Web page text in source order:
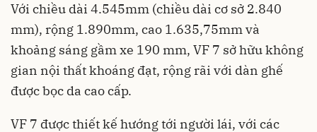
Với chiều dài 4.545mm (chiều dài cơ sở 2.840
mm), rộng 1.890mm, cao 1.635,75mm và
khoảng sáng gầm xe 190 mm, VF 7 sở hữu không
gian nội thất khoáng đạt, rộng rãi với dàn ghế
được bọc da cao cấp.
VF 7 được thiết kế hướng tới người lái, với các